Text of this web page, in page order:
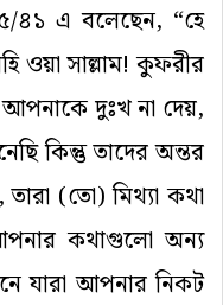
৫/৪১ এ বলেছেন, “হে
ওয়া সাল্লাম! কুফরীর
আপনাকে দুঃখ না দেয়,
কিন্তু তাদের অন্তর
(তো) মিথ্যা কথা
কথাগুলো অন্য
যারা আপনার নিকট